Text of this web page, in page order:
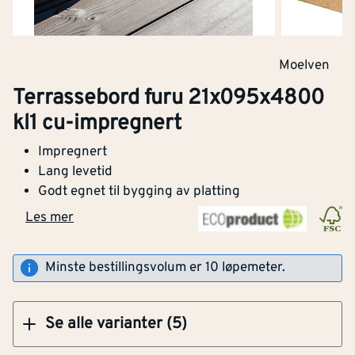
Moelven
Terrassebord furu 21x095x4800
kl1 cu-impregnert
Impregnert
Lang levetid
Godt egnet til bygging av platting
Les mer
Minste bestillingsvolum er 10 løpemeter.
Se alle varianter (5)
Terrassebord furu 21x095x5400 kl1 cu-
impregnert
Bredde [mm] 95
Tykkelse [mm] 21